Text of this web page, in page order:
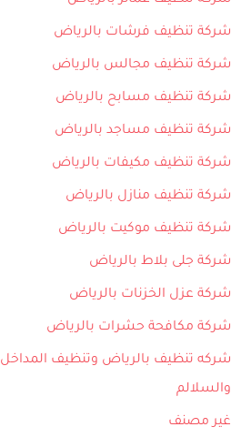
شركة تنظيف فرشات بالرياض
شركة تنظيف مجالس بالرياض
شركة تنظيف مسابح بالرياض
شركة تنظيف مساجد بالرياض
شركة تنظيف مكيفات بالرياض
شركة تنظيف منازل بالرياض
شركة تنظيف موكيت بالرياض
شركة جلى بلاط بالرياض
شركة عزل الخزنات بالرياض
شركة مكافحة حشرات بالرياض
شركه تنظيف بالرياض وتنظيف المداخل
والسلالم
غير مصنف